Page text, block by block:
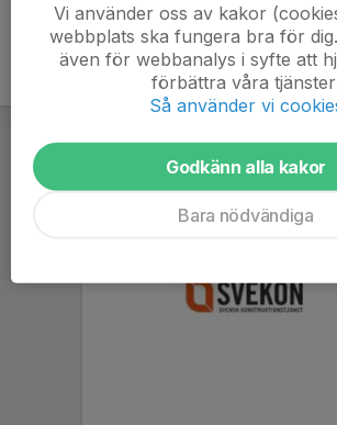
Vi använder oss av kakor
webbplats ska fungera bra för
även för webbanalys i syfte att
förbättra våra
Så använder vi
Godkänn alla kakor
Bara nödvändiga